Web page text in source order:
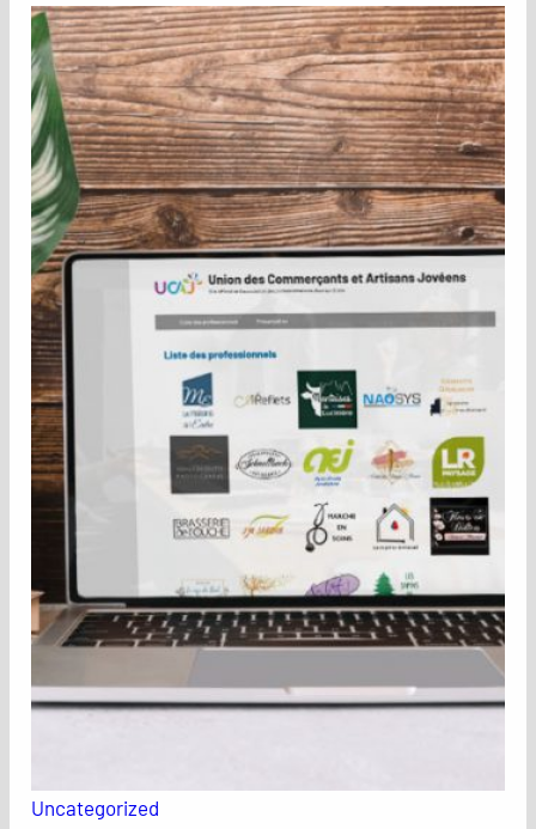
Uncategorized